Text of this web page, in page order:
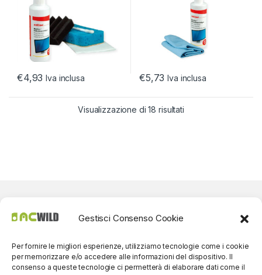
Gestisci Consenso Cookie
Per fornire le migliori esperienze, utilizziamo tecnologie come i cookie
per memorizzare e/o accedere alle informazioni del dispositivo. Il
consenso a queste tecnologie ci permetterà di elaborare dati come il
€4,93 Iva inclusa €5,73 Iva inclusa
Visualizzazione di 18 risultati